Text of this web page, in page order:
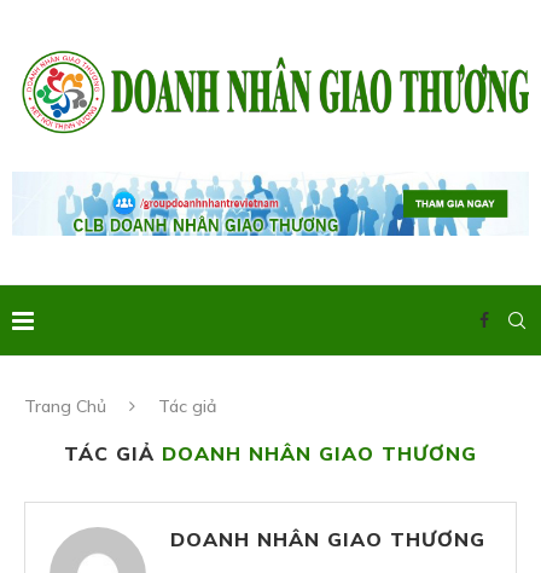
Trang Chủ Tác giả
TÁC GIẢ DOANH NHÂN GIAO THƯƠNG
DOANH NHÂN GIAO THƯƠNG